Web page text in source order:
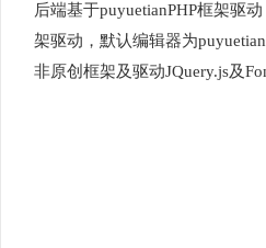
后端基于puyuetianPHP框架驱
架驱动，默认编辑器为
非原创框架及驱动JQuery.js及